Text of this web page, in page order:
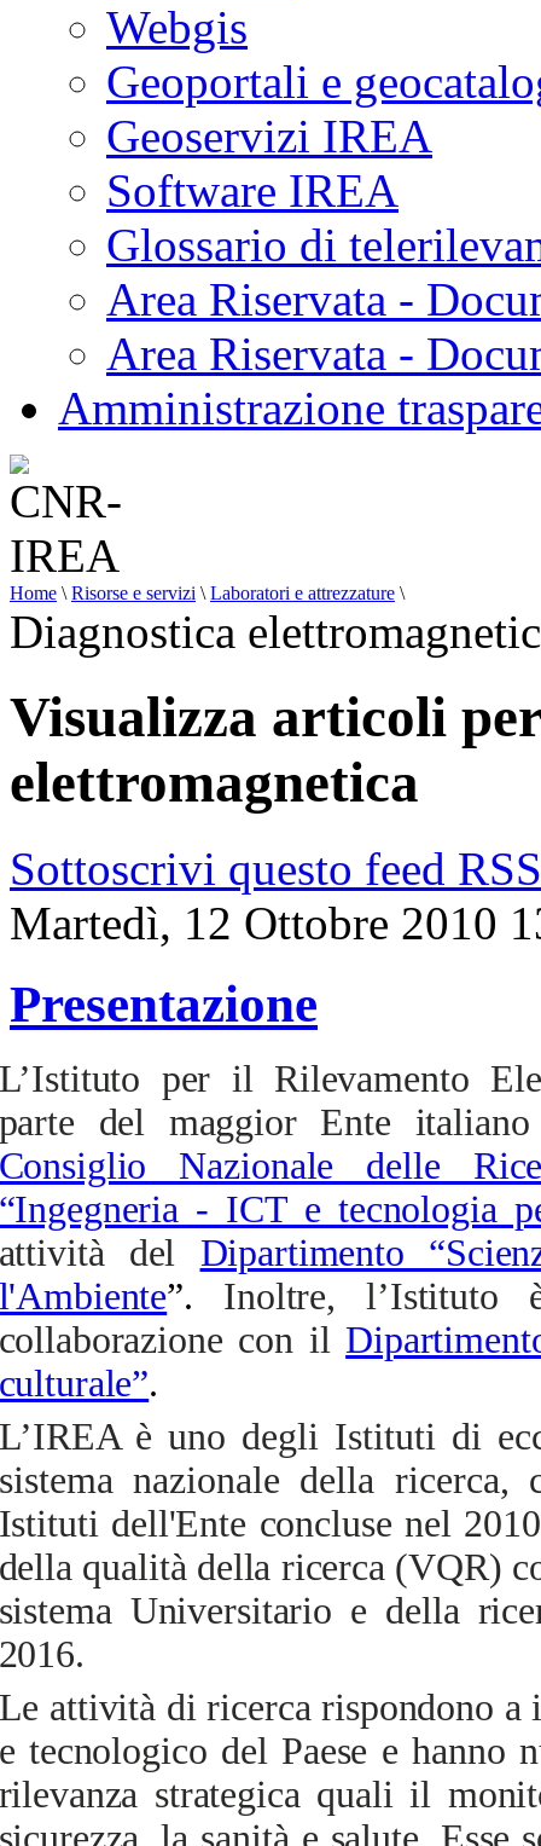
Webgis
Geoportali e
Geoservizi IREA
Software IREA
Glossario di
Area Riservata -
Area Riservata -
Amministrazione
Home \ Risorse e servizi \ Laboratori e attrezzature \
Diagnostica
Visualizza articoli
elettromagnetica
Sottoscrivi questo feed RSS
Martedì, 12 Ottobre 2010
Presentazione
per il Rilevamento
del maggior Ente
Nazionale delle
- ICT e tecnologia
del Dipartimento
”. Inoltre,
con il
.
è uno degli Istituti di
nazionale della ricerca,
dell'Ente concluse nel
qualità della ricerca (VQR)
Universitario e della
attività di ricerca rispondono
tecnologico del Paese e hanno
strategica quali il